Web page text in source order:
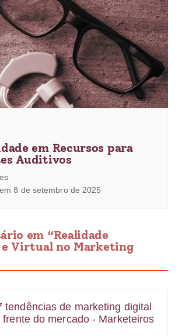
em Recursos para
Auditivos
8 de setembro de 2025
em “Realidade
e Virtual no Marketing
tendências de marketing digital
frente do mercado - Marketeiros